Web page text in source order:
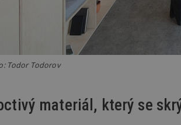
Todor Todorov
materiál, který se
Google
_ga
Google
TDID
_hjSession_170189